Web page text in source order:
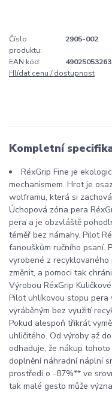
Číslo
produktu:
2905-002
EAN kód:
Hlídat cenu / dostupnost
Kompletní
RéxGrip Fine je
mechanismem. Hrot je
wolframu, která si
Úchopová zóna pera
pera a je obzvláště
téměř bez námahy. Pilot
fanouškům ručního psaní.
vyrobené z recyklovaného
změnit, a pomoci tak
Výrobou RéxGrip
Pilot uhlíkovou stopu pera
vyráběným bez využití
Pokud alespoň třikrát
uhličitého. Od výroby až
odhaduje, že nákup
doplnění náhradní náplní
prostředí o -87%** ve
tak malé gesto může